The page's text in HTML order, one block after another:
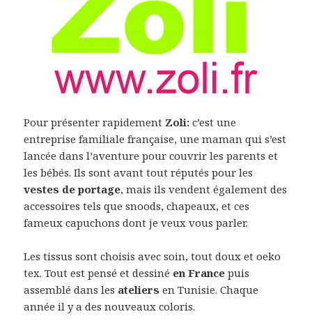
Pour présenter rapidement Zoli: c’est une
entreprise familiale française, une maman qui s’est
lancée dans l’aventure pour couvrir les parents et
les bébés. Ils sont avant tout réputés pour les
vestes de portage, mais ils vendent également des
accessoires tels que snoods, chapeaux, et ces
fameux capuchons dont je veux vous parler.
Les tissus sont choisis avec soin, tout doux et oeko
tex. Tout est pensé et dessiné en France puis
assemblé dans les ateliers en Tunisie. Chaque
année il y a des nouveaux coloris.